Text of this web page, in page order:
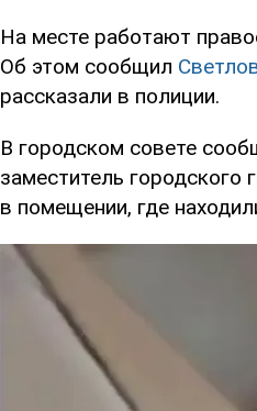
На месте работают
Об этом сообщил
рассказали в полиции.
В городском совете
заместитель городского
в помещении, где